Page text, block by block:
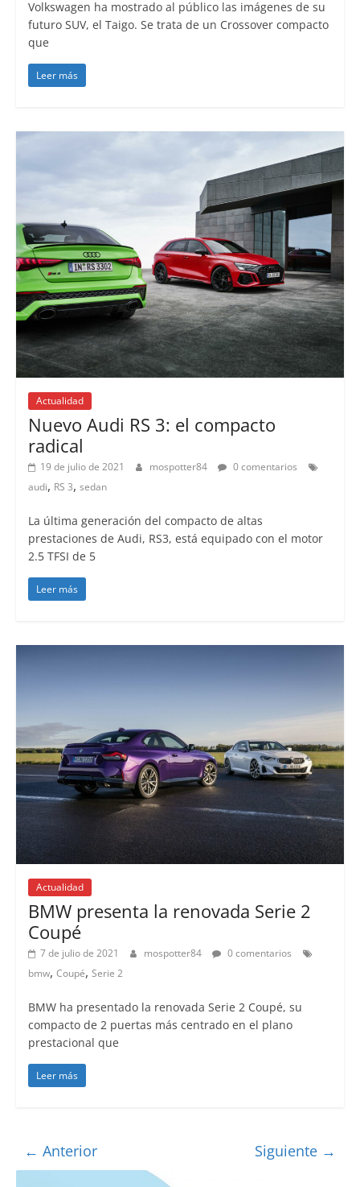
Volkswagen ha mostrado al público las imágenes de su
futuro SUV, el Taigo. Se trata de un Crossover compacto
que
Leer más
Actualidad
Nuevo Audi RS 3: el compacto
radical
19 de julio de 2021 mospotter84
0 comentarios
audi, RS 3, sedan
La última generación del compacto de altas
prestaciones de Audi, RS3, está equipado con el motor
2.5 TFSI de 5
Leer más
Actualidad
BMW presenta la renovada Serie 2
Coupé
7 de julio de 2021 mospotter84
0 comentarios
bmw, Coupé, Serie 2
BMW ha presentado la renovada Serie 2 Coupé, su
compacto de 2 puertas más centrado en el plano
prestacional que
Leer más
← Anterior Siguiente →